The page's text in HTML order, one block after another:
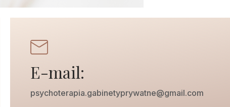
E-mail:
psychoterapia.gabinetyprywatne@gmail.com